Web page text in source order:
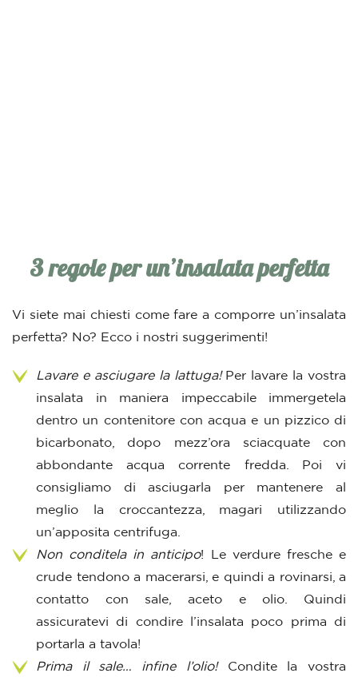
3 regole per un’insalata perfetta
Vi siete mai chiesti come fare a comporre un’insalata
perfetta? No? Ecco i nostri suggerimenti!
Lavare e asciugare la lattuga!Per lavare la vostra
insalata in maniera impeccabile immergetela
dentro un contenitore con acqua e un pizzico di
bicarbonato, dopo mezz’ora sciacquate con
abbondante acqua corrente fredda. Poi vi
consigliamo di asciugarla per mantenere al
meglio la croccantezza, magari utilizzando
un’apposita centrifuga.
Non conditela in anticipo! Le verdure fresche e
crude tendono a macerarsi, e quindi a rovinarsi, a
contatto con sale, aceto e olio. Quindi
assicuratevi di condire l’insalata poco prima di
portarla a tavola!
Prima il sale… infine l’olio!Condite la vostra